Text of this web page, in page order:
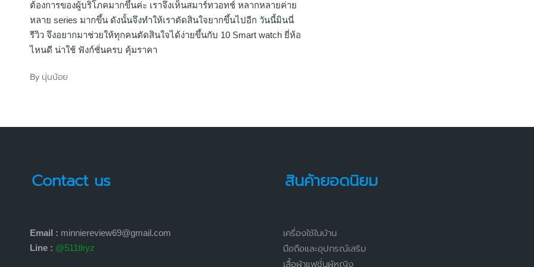
ต้องการของผู้บริโภคมากขึ้นค่ะ เราจึงเห็นสมาร์ทวอทช์ หลากหลายค่าย
หลาย series มากขึ้น ดังนั้นจึงทำให้เราตัดสินใจยากขึ้นไปอีก วันนี้มินนี่
รีวิว จึงอยากมาช่วยให้ทุกคนตัดสินใจได้ง่ายขึ้นกับ 10 Smart watch ยี่ห้อ
ไหนดี น่าใช้ ฟังก์ชั่นครบ คุ้มราคา
Posted
By นุ่นน้อย
Contact us
Email : minniereview69@gmail.com
Line : @511tlryz
สินค้ายอดนิยม
เครื่องใช้ในบ้าน
มือถือและอุปกรณ์เสริม
เสื้อผ้าแฟชั่นผู้หญิง